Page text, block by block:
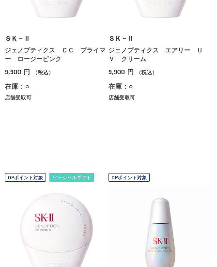
ＳＫ－Ⅱ
ジェノプティクス ＣＣ プライマ
ー ロージーピンク
9,900 円 （税込）
在庫：○
店舗受取可
ＳＫ－Ⅱ
ジェノプティクス エアリー Ｕ
Ｖ クリーム
9,900 円 （税込）
在庫：○
店舗受取可
OPポイント対象 ソーシャルギフト OPポイント対象